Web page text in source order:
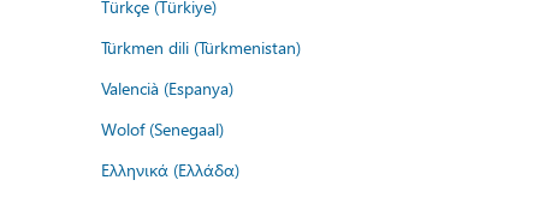
Türkçe (Türkiye)
Türkmen dili (Türkmenistan)
Valencià (Espanya)
Wolof (Senegaal)
Ελληνικά (Ελλάδα)